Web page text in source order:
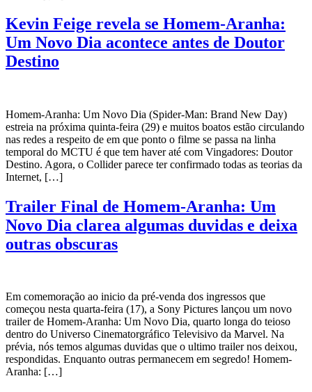
Kevin Feige revela se Homem-Aranha:
Um Novo Dia acontece antes de Doutor
Destino
Homem-Aranha: Um Novo Dia (Spider-Man: Brand New Day)
estreia na próxima quinta-feira (29) e muitos boatos estão circulando
nas redes a respeito de em que ponto o filme se passa na linha
temporal do MCTU é que tem haver até com Vingadores: Doutor
Destino. Agora, o Collider parece ter confirmado todas as teorias da
Internet, […]
Trailer Final de Homem-Aranha: Um
Novo Dia clarea algumas duvidas e deixa
outras obscuras
Em comemoração ao inicio da pré-venda dos ingressos que
começou nesta quarta-feira (17), a Sony Pictures lançou um novo
trailer de Homem-Aranha: Um Novo Dia, quarto longa do teioso
dentro do Universo Cinematorgráfico Televisivo da Marvel. Na
prévia, nós temos algumas duvidas que o ultimo trailer nos deixou,
respondidas. Enquanto outras permanecem em segredo! Homem-
Aranha: […]